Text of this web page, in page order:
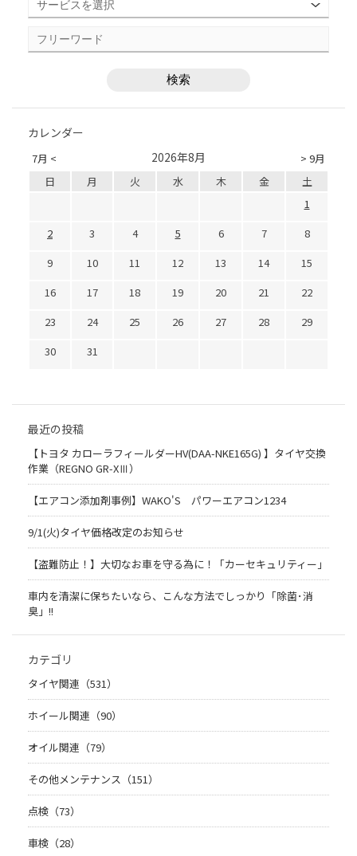
カレンダー
7月 < > 9月
2026年8月
日 月 火 水 木 金
土
1
2
3 4 5 6 7
8
9
10 11 12 13 14
15
16
17 18 19 20 21
22
23
24 25 26 27 28
29
30
31
最近の投稿
【トヨタ カローラフィールダーHV(DAA-NKE165G) 】タイヤ交換
作業（REGNO GR-XⅢ）
【エアコン添加剤事例】WAKO'S パワーエアコン1234
9/1(火)タイヤ価格改定のお知らせ
【盗難防止！】大切なお車を守る為に！「カーセキュリティー」
車内を清潔に保ちたいなら、こんな方法でしっかり「除菌･消
臭」!!
カテゴリ
タイヤ関連（531）
ホイール関連（90）
オイル関連（79）
その他メンテナンス（151）
点検（73）
車検（28）